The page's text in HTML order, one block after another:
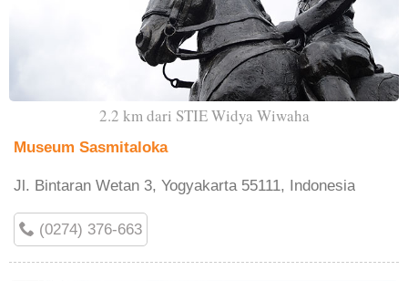
2.2 km dari STIE Widya Wiwaha
Museum Sasmitaloka
Jl. Bintaran Wetan 3, Yogyakarta 55111, Indonesia
(0274) 376-663